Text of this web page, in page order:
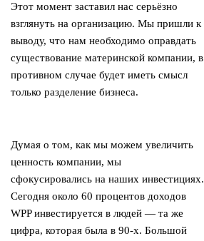
Этот момент заставил нас серьёзно
взглянуть на организацию. Мы пришли к
выводу, что нам необходимо оправдать
существование материнской компании, в
противном случае будет иметь смысл
только разделение бизнеса.
Думая о том, как мы можем увеличить
ценность компании, мы
сфокусировались на наших инвестициях.
Сегодня около 60 процентов доходов
WPP инвестируется в людей — та же
цифра, которая была в 90-х. Большой